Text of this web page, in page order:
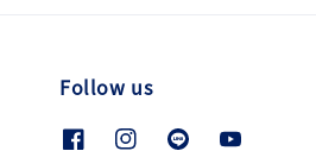
Follow us